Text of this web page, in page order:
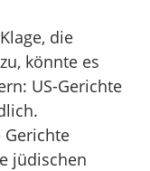
die
könnte es
US-Gerichte
Gerichte
jüdischen